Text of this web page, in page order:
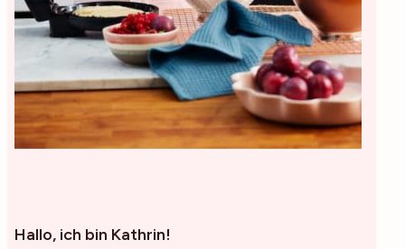
Hallo, ich bin Kathrin!